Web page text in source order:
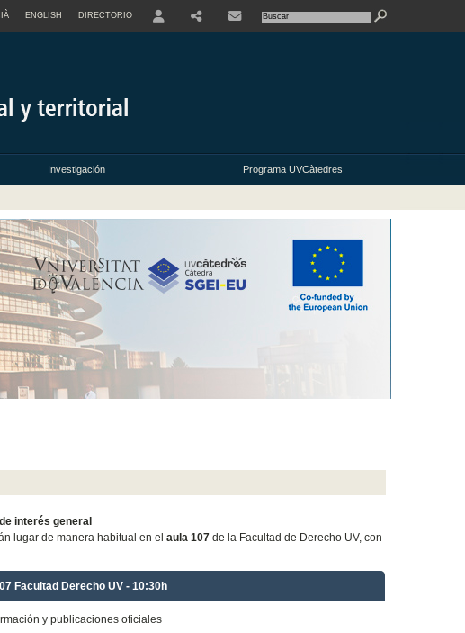
ENGLISH DIRECTORIO
Investigación Programa UVCàtedres
interés general
lugar de manera habitual en el aula 107 de la Facultad de Derecho UV, con
Facultad Derecho UV - 10:30h
y publicaciones oficiales